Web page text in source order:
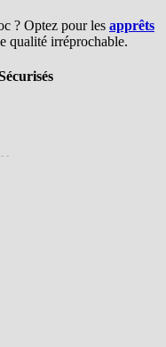
? Optez pour les apprêts
qualité irréprochable.